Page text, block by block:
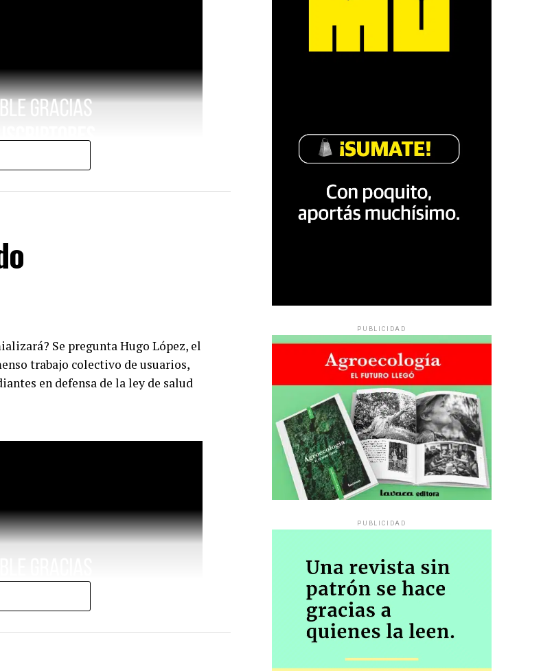
Se pregunta Hugo López, el
trabajo colectivo de usuarios,
en defensa de la ley de salud
PUBLICIDAD
PUBLICIDAD